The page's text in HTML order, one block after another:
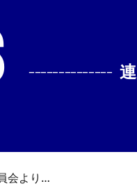
--------------
【広報委員会より】スポーツナビにてスターゼンカップ・28日の試合結果を記事配信